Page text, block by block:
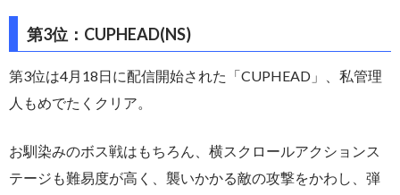
第3位：CUPHEAD(NS)
第3位は4月18日に配信開始された「CUPHEAD」、私管理
人もめでたくクリア。
お馴染みのボス戦はもちろん、横スクロールアクションス
テージも難易度が高く、襲いかかる敵の攻撃をかわし、弾